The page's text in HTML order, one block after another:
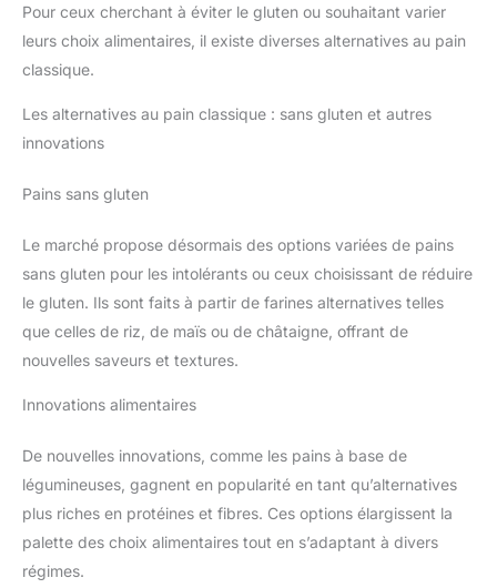
Pour ceux cherchant à éviter le gluten ou souhaitant varier
leurs choix alimentaires, il existe diverses alternatives au pain
classique.
Les alternatives au pain classique : sans gluten et autres
innovations
Pains sans gluten
Le marché propose désormais des options variées de pains
sans gluten pour les intolérants ou ceux choisissant de réduire
le gluten. Ils sont faits à partir de farines alternatives telles
que celles de riz, de maïs ou de châtaigne, offrant de
nouvelles saveurs et textures.
Innovations alimentaires
De nouvelles innovations, comme les pains à base de
légumineuses, gagnent en popularité en tant qu’alternatives
plus riches en protéines et fibres. Ces options élargissent la
palette des choix alimentaires tout en s’adaptant à divers
régimes.